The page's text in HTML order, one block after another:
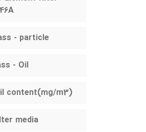
- particle
- Oil
(Residual oil content(mg/m3
media